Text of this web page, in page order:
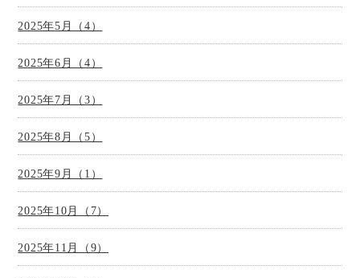
2025年5月（4）
2025年6月（4）
2025年7月（3）
2025年8月（5）
2025年9月（1）
2025年10月（7）
2025年11月（9）